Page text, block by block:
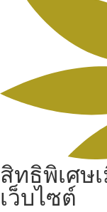
สิทธิพิเศษ
เว็บไซต์